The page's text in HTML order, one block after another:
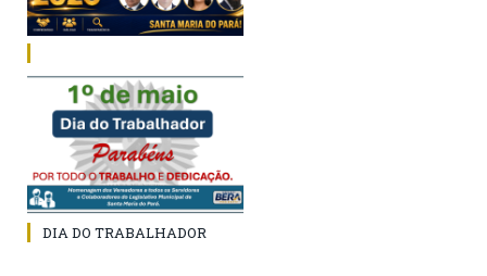
DIA DO TRABALHADOR